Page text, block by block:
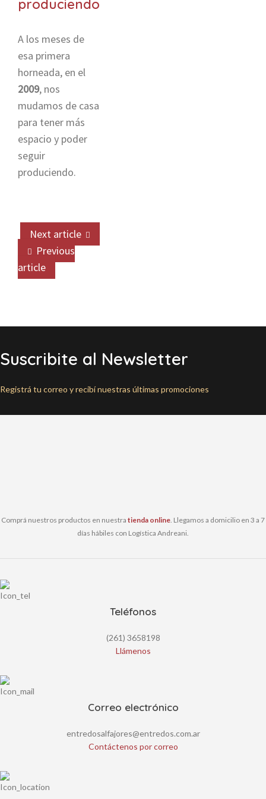
produciendo
A los meses de
esa primera
horneada, en el
2009, nos
mudamos de casa
para tener más
espacio y poder
seguir
produciendo.
Next article
Previous
article
Suscribite al Newsletter
Registrá tu correo y recibí nuestras últimas promociones
Comprá nuestros productos en nuestra tienda online. Llegamos a domicilio en 3 a 7
días hábiles con Logística Andreani.
Teléfonos
(261) 3658198
Llámenos
Correo electrónico
entredosalfajores@entredos.com.ar
Contáctenos por correo